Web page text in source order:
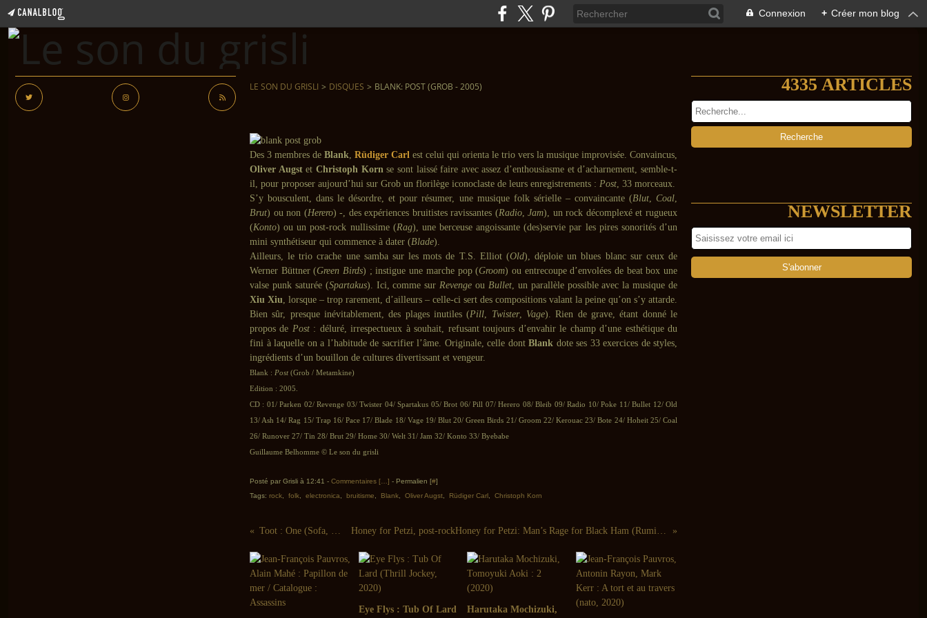
Connexion + Créer mon blog
LE SON DU GRISLI > DISQUES > BLANK: POST (GROB - 2005)
Des 3 membres de Blank, Rüdiger Carl est celui qui orienta le trio vers la musique improvisée. Convaincus,
Oliver Augstet Christoph Kornse sont laissé faire avec assez d’enthousiasme et d’acharnement, semble-t-
il, pour proposer aujourd’hui sur Grob un florilège iconoclaste de leurs enregistrements : Post, 33 morceaux.
S’y bousculent, dans le désordre, et pour résumer, une musique folk sérielle – convaincante (Blut,Coal,
Brut) ou non (Herero) -, des expériences bruitistes ravissantes (Radio,Jam), un rock décomplexé et rugueux
(Konto) ou un post-rock nullissime (Rag), une berceuse angoissante (des)servie par les pires sonorités d’un
mini synthétiseur qui commence à dater (Blade).
Ailleurs, le trio crache une samba sur les mots de T.S. Elliot (Old), déploie un blues blanc sur ceux de
Werner Büttner (Green Birds) ; instigue une marche pop (Groom) ou entrecoupe d’envolées de beat box une
valse punk saturée (Spartakus). Ici, comme surRevenge ou Bullet, un parallèle possible avec la musique de
Xiu Xiu, lorsque – trop rarement, d’ailleurs – celle-ci sert des compositions valant la peine qu’on s’y attarde.
Bien sûr, presque inévitablement, des plages inutiles (Pill, Twister, Vage). Rien de grave, étant donné le
propos de Post: déluré, irrespectueux à souhait, refusant toujours d’envahir le champ d’une esthétique du
fini à laquelle on a l’habitude de sacrifier l’âme. Originale, celle dont Blank dote ses 33 exercices de styles,
ingrédients d’un bouillon de cultures divertissant et vengeur.
Blank : Post (Grob / Metamkine)
Edition : 2005.
CD : 01/ Parken 02/ Revenge 03/ Twister 04/ Spartakus 05/ Brot 06/ Pill 07/ Herero 08/ Bleib 09/ Radio 10/ Poke 11/ Bullet 12/ Old
13/ Ash 14/ Rag 15/ Trap 16/ Pace 17/ Blade 18/ Vage 19/ Blut 20/ Green Birds 21/ Groom 22/ Kerouac 23/ Bote 24/ Hoheit 25/ Coal
26/ Runover 27/ Tin 28/ Brut 29/ Home 30/ Welt 31/ Jam 32/ Konto 33/ Byebabe
Guillaume Belhomme © Le son du grisli
Posté par Grisli à 12:41 - Commentaires [ ] - Permalien [#]
Tags: rock folk electronica bruitisme Blank Oliver Augst Rüdiger Carl Christoph Korn
Toot : One (Sofa, 2005) Honey for Petzi, post-rockHoney for Petzi: Man’s Rage for Black Ham (Ruminance - 2005)
Eye Flys : Tub Of Lard Harutaka Mochizuki,
4335 ARTICLES
NEWSLETTER